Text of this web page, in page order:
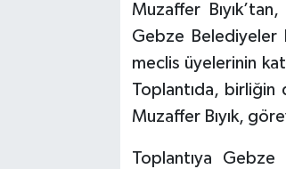
Muzaffer
Gebze Belediyeler
meclis üyelerinin
Toplantıda, birliğin
Muzaffer Bıyık,
Toplantıya